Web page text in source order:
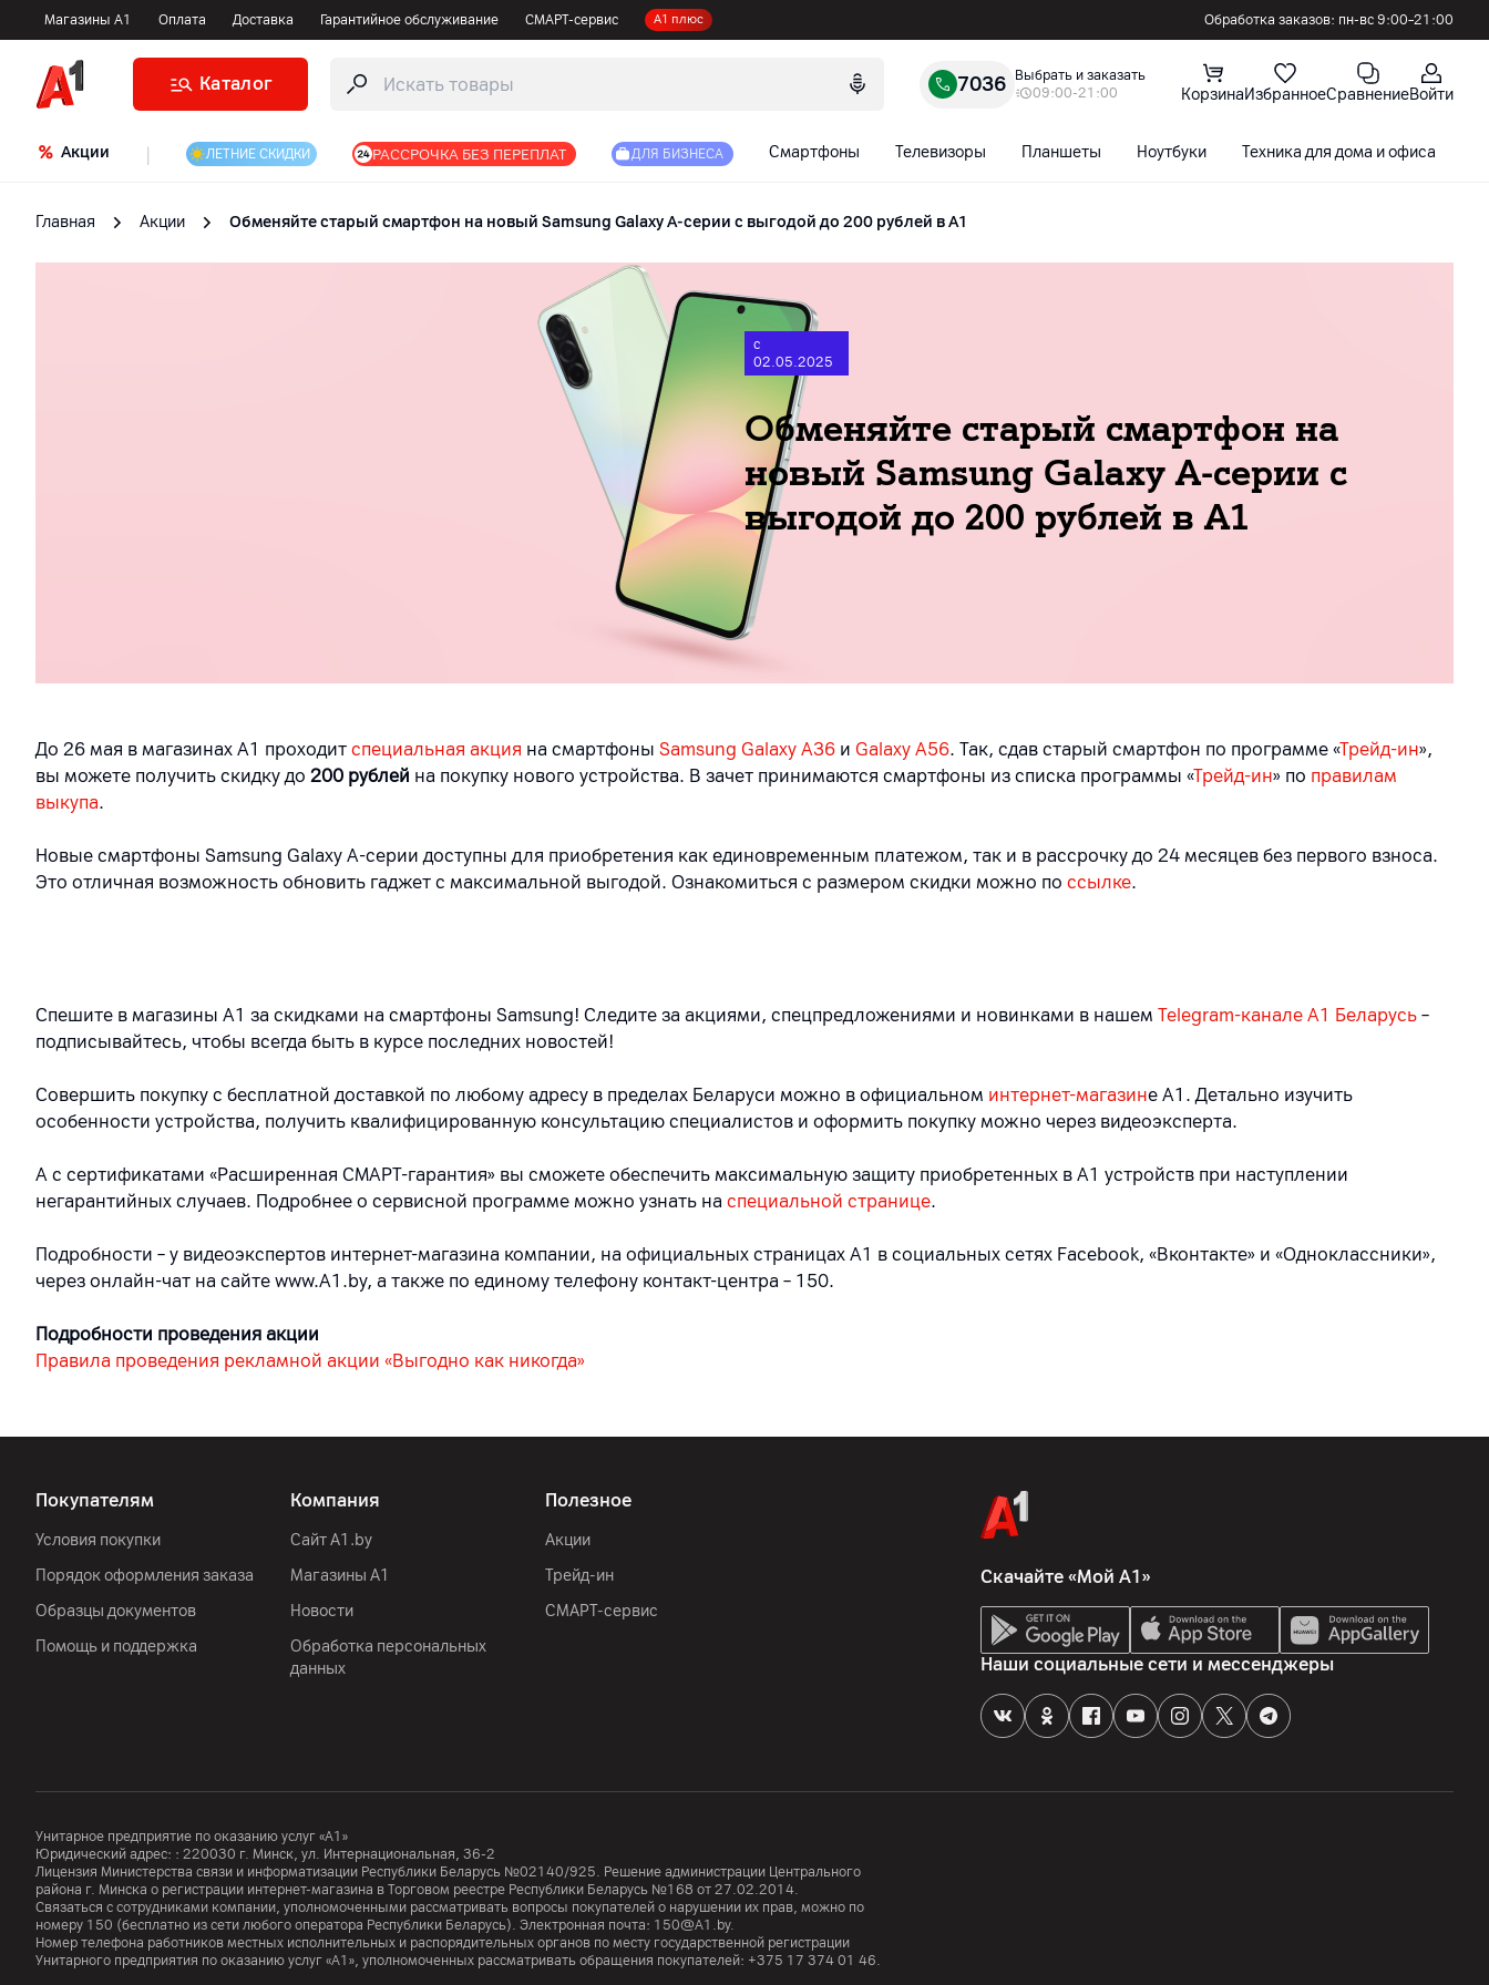
Магазины А1 Оплата Доставка Гарантийное обслуживание СМАРТ-сервис А1 плюс Обработка заказов: пн-вс 9:00–21:00
Каталог 7036
Выбрать и заказать
09:00-21:00
КорзинаИзбранноеСравнениеВойти
Акции ЛЕТНИЕ СКИДКИ РАССРОЧКА БЕЗ ПЕРЕПЛАТ ДЛЯ БИЗНЕСА Смартфоны Телевизоры Планшеты Ноутбуки Техника для дома и офиса
Главная Акции Обменяйте старый смартфон на новый Samsung Galaxy A-серии с выгодой до 200 рублей в А1
с
02.05.2025
Обменяйте старый смартфон на
новый Samsung Galaxy A-серии с
выгодой до 200 рублей в А1
До 26 мая в магазинах А1 проходит специальная акция на смартфоны Samsung Galaxy A36 и Galaxy A56. Так, сдав старый смартфон по программе «Трейд-ин»,
вы можете получить скидку до 200 рублей на покупку нового устройства. В зачет принимаются смартфоны из списка программы «Трейд-ин» по правилам
выкупа.
Новые смартфоны Samsung Galaxy A-серии доступны для приобретения как единовременным платежом, так и в рассрочку до 24 месяцев без первого взноса.
Это отличная возможность обновить гаджет с максимальной выгодой. Ознакомиться с размером скидки можно по ссылке.
Спешите в магазины А1 за скидками на смартфоны Samsung! Следите за акциями, спецпредложениями и новинками в нашем Telegram-канале A1 Беларусь –
подписывайтесь, чтобы всегда быть в курсе последних новостей!
Совершить покупку с бесплатной доставкой по любому адресу в пределах Беларуси можно в официальном интернет-магазине А1. Детально изучить
особенности устройства, получить квалифицированную консультацию специалистов и оформить покупку можно через видеоэксперта.
А с сертификатами «Расширенная СМАРТ-гарантия» вы сможете обеспечить максимальную защиту приобретенных в А1 устройств при наступлении
негарантийных случаев. Подробнее о сервисной программе можно узнать на специальной странице.
Подробности – у видеоэкспертов интернет-магазина компании, на официальных страницах A1 в социальных сетях Facebook, «Вконтакте» и «Одноклассники»,
через онлайн-чат на сайте www.A1.by, а также по единому телефону контакт-центра – 150.
Подробности проведения акции
Правила проведения рекламной акции «Выгодно как никогда»
Покупателям
Условия покупки
Порядок оформления заказа
Образцы документов
Помощь и поддержка
Компания
Сайт A1.by
Магазины А1
Новости
Обработка персональных
данных
Полезное
Акции
Трейд-ин
СМАРТ-сервис
Скачайте «Мой А1»
Наши социальные сети и мессенджеры
Унитарное предприятие по оказанию услуг «А1»
Юридический адрес: : 220030 г. Минск, ул. Интернациональная, 36-2
Лицензия Министерства связи и информатизации Республики Беларусь №02140/925. Решение администрации Центрального
района г. Минска о регистрации интернет-магазина в Торговом реестре Республики Беларусь №168 от 27.02.2014.
Связаться с сотрудниками компании, уполномоченными рассматривать вопросы покупателей о нарушении их прав, можно по
номеру 150 (бесплатно из сети любого оператора Республики Беларусь). Электронная почта: 150@A1.by.
Номер телефона работников местных исполнительных и распорядительных органов по месту государственной регистрации
Унитарного предприятия по оказанию услуг «А1», уполномоченных рассматривать обращения покупателей: +375 17 374 01 46.